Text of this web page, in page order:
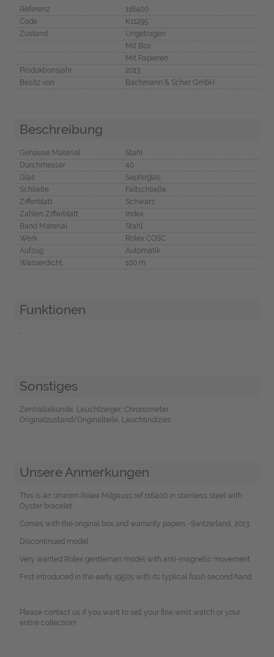
Referenz
116400
Code
K11295
Zustand
Ungetragen
Mit Box
Mit Papieren
Produktionsjahr
2013
Besitz von
Bachmann & Scher GmbH
Beschreibung
Gehäuse Material
Stahl
Durchmesser
40
Glas
Saphirglas
Schließe
Faltschließe
Zifferblatt
Schwarz
Zahlen Zifferblatt
Index
Band Material
Stahl
Werk
Rolex COSC
Aufzug
Automatik
Wasserdicht
100 m
Funktionen
-
Sonstiges
Zentralsekunde, Leuchtzeiger, Chronometer,
Originalzustand/Originalteile, Leuchtindizies
Unsere Anmerkungen
This is an unworn Rolex Milgauss ref.116400 in stainless steel with
Oyster bracelet.
Comes with the original box and warranty papers -Switzerland, 2013.
Discontinued model.
Very wanted Rolex gentleman model with anti-magnetic movement.
First introduced in the early 1950s with its typlical flash second hand.
Please contact us if you want to sell your fine wrist watch or your
entire collection!